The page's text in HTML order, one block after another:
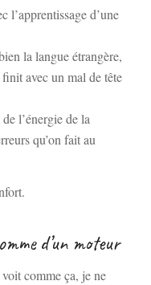
l’apprentissage d’une
la langue étrangère,
avec un mal de tête
l’énergie de la
qu’on fait au
d’un moteur
comme ça, je ne